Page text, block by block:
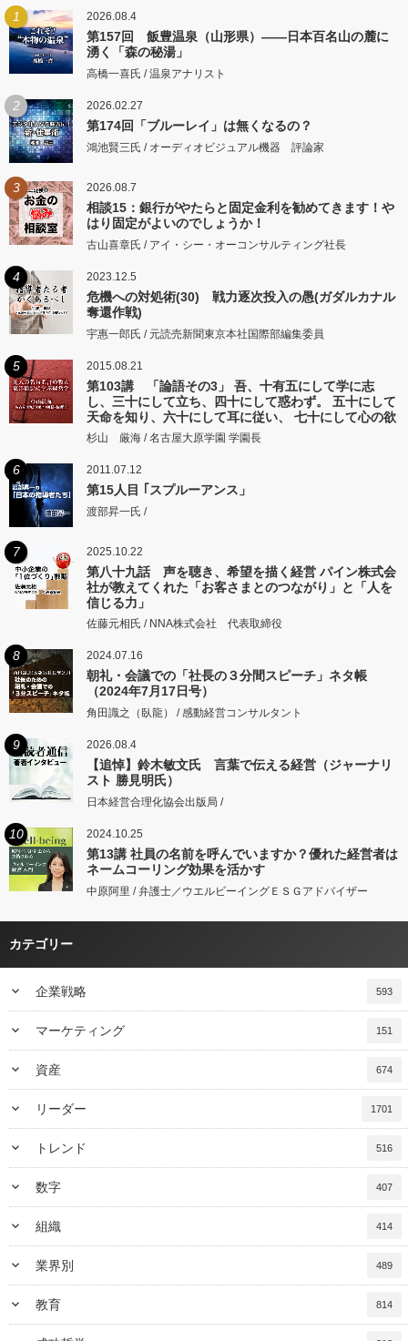
1 2026.08.4
第157回 飯豊温泉（山形県）――日本百名山の麓に
湧く「森の秘湯」
高橋一喜氏 / 温泉アナリスト
2 2026.02.27
第174回「ブルーレイ」は無くなるの？
鴻池賢三氏 / オーディオビジュアル機器 評論家
3 2026.08.7
相談15：銀行がやたらと固定金利を勧めてきます！や
はり固定がよいのでしょうか！
古山喜章氏 / アイ・シー・オーコンサルティング社長
4 2023.12.5
危機への対処術(30) 戦力逐次投入の愚(ガダルカナル
奪還作戦)
宇惠一郎氏 / 元読売新聞東京本社国際部編集委員
5 2015.08.21
第103講 「論語その3」 吾、十有五にして学に志
し、三十にして立ち、四十にして惑わず。 五十にして
天命を知り、六十にして耳に従い、 七十にして心の欲
するところに従いて矩をこえず。
杉山 厳海 / 名古屋大原学園 学園長
6 2011.07.12
第15人目 ｢スプルーアンス」
渡部昇一氏 /
7 2025.10.22
第八十九話 声を聴き、希望を描く経営 パイン株式会
社が教えてくれた「お客さまとのつながり」と「人を
信じる力」
佐藤元相氏 / NNA株式会社 代表取締役
8 2024.07.16
朝礼・会議での「社長の３分間スピーチ」ネタ帳
（2024年7月17日号）
角田識之（臥龍） / 感動経営コンサルタント
9 2026.08.4
【追悼】鈴木敏文氏 言葉で伝える経営（ジャーナリ
スト 勝見明氏）
日本経営合理化協会出版局 /
10 2024.10.25
第13講 社員の名前を呼んでいますか？優れた経営者は
ネームコーリング効果を活かす
中原阿里 / 弁護士／ウエルビーイングＥＳＧアドバイザー
カテゴリー
keyboard_arrow_down 企業戦略 593
keyboard_arrow_down マーケティング 151
keyboard_arrow_down 資産 674
keyboard_arrow_down リーダー 1701
keyboard_arrow_down トレンド 516
keyboard_arrow_down 数字 407
keyboard_arrow_down 組織 414
keyboard_arrow_down 業界別 489
keyboard_arrow_down 教育 814